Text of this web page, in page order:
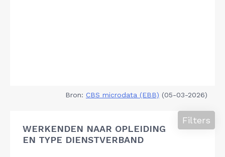
Bron: CBS microdata (EBB) (05-03-2026)
WERKENDEN NAAR OPLEIDING
EN TYPE DIENSTVERBAND
Filters